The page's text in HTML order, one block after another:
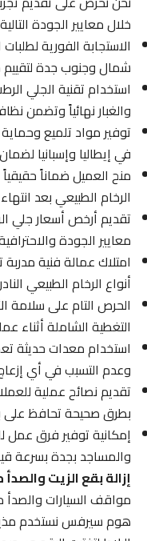
خلال معايير الجودة التالية:
الاستجابة الفورية لطلبات
شمال وجنوب جدة لتقييم
استخدام تقنية الجلي الرطب
والغبار نهائياً وتضمن
توفير مواد تلميع وحماية
في إيطاليا وإسبانيا لضمان
منح العميل ضماناً حقيقياً
الرخام الطبيعي بعد انتهاء
تقديم أرخص أسعار جلي
معايير الجودة والاحترافية
امتلاك عمالة فنية مدربة
أنواع الرخام الطبيعي
الحرص التام على سلامة
التغطية الشاملة أثناء
استخدام معدات حديثة
وعدم التسبب في أي إزعاج
تقديم نصائح عملية
بطرق صحيحة تحافظ على
إمكانية توفير فرق عمل
والمساجد بجدة بسرعة
إزالة بقع الزيت والصدأ
مواقف السيارات والصدأ
هوم سيرفس نستخدم